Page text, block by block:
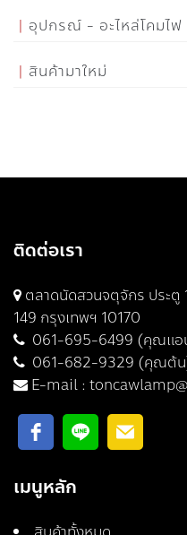
อุปกรณ์ - อะไหล่โคมไฟ
สินค้ามาใหม่
ติดต่อเรา
ตลาดนัดสวนจตุจักร ประตู
149 กรุงเทพฯ 10170
061-695-6499 (คุณแอ
061-682-9329 (คุณต้
E-mail :
เมนูหลัก